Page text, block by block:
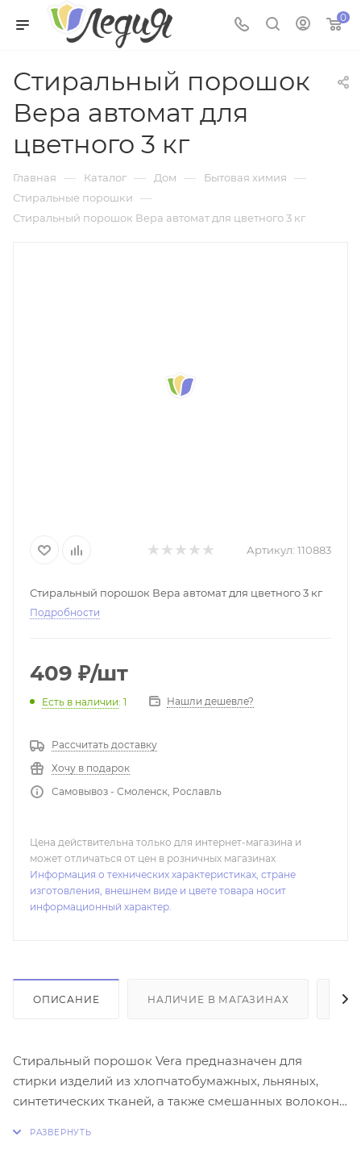
0
Стиральный порошок
Вера автомат для
цветного 3 кг
Главная — Каталог — Дом — Бытовая химия —
Стиральные порошки —
Стиральный порошок Вера автомат для цветного 3 кг
Артикул: 110883
Стиральный порошок Вера автомат для цветного 3 кг
Подробности
409 ₽/шт
Есть в наличии: 1 Нашли дешевле?
Рассчитать доставку
Хочу в подарок
Самовывоз - Смоленск, Рославль
Цена действительна только для интернет-магазина и
может отличаться от цен в розничных магазинах
Информация о технических характеристиках, стране
изготовления, внешнем виде и цвете товара носит
информационный характер.
ОПИСАНИЕ НАЛИЧИЕ В МАГАЗИНАХ
Стиральный порошок Vera предназначен для
стирки изделий из хлопчатобумажных, льняных,
синтетических тканей, а также смешанных волокон.